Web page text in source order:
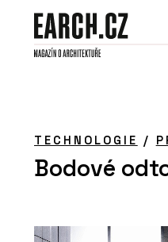
TECHNOLOGIE /
Bodové